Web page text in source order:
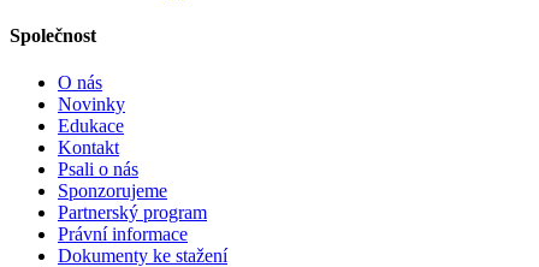
Společnost
O nás
Novinky
Edukace
Kontakt
Psali o nás
Sponzorujeme
Partnerský program
Právní informace
Dokumenty ke stažení